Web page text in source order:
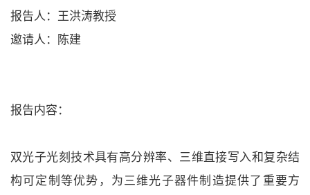
报告人：王洪涛教授
邀请人：陈建
报告内容：
双光子光刻技术具有高分辨率、三维直接写入和复杂结
构可定制等优势，为三维光子器件制造提供了重要方